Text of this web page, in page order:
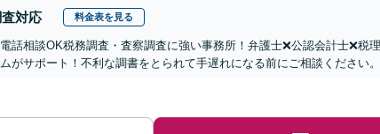
対応 料金表を見る
電話相談OK税務調査・査察調査に強い事務所！弁護士❌公認会計士❌税
がサポート！不利な調書をとられて手遅れになる前にご相談ください。